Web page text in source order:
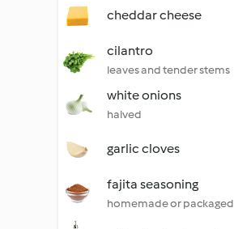
cheddar cheese
cilantro
leaves and tender stems
white onions
halved
garlic cloves
fajita seasoning
homemade or packaged